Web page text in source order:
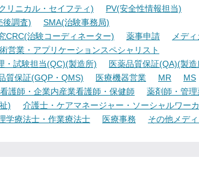
リニカル・セイフティ)
PV(安全性情報担当)
後調査)
SMA(治験事務局)
CRC(治験コーディネーター) 薬事申請
メデ
営業・アプリケーションスペシャリスト
・試験担当(QC)(製造所)
医薬品質保証(QA)(製造
質保証(GQP・QMS) 医療機器営業 MR
MS
看護師・企業内産業看護師・保健師
薬剤師・管理
)
介護士・ケアマネージャー・ソーシャルワー
学療法士・作業療法士 医療事務 その他メデ